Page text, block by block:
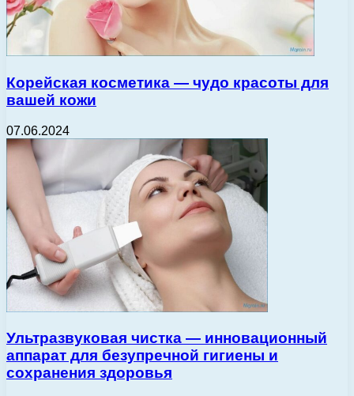
Корейская косметика — чудо красоты для
вашей кожи
07.06.2024
Ультразвуковая чистка — инновационный
аппарат для безупречной гигиены и
сохранения здоровья